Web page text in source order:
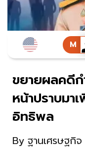
ขยายผลคดี
หน้าปราบมา
อิทธิพล
By ฐานเศรษฐกิจ